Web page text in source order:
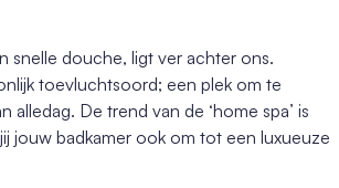
snelle douche, ligt ver achter ons.
toevluchtsoord; een plek om te
De trend van de ‘home spa’ is
jouw badkamer ook om tot een luxueuze